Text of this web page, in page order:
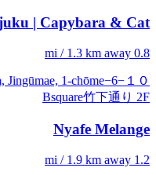
| Capybara & Cat
0.8 mi / 1.3 km away
Jingūmae, 1-chōme−6−１０
Bsquare竹下通り 2F
Nyafe Melange
1.2 mi / 1.9 km away